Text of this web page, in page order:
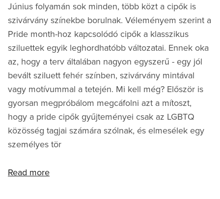
Június folyamán sok minden, több közt a cipők is
szivárvány színekbe borulnak. Véleményem szerint a
Pride month-hoz kapcsolódó cipők a klasszikus
sziluettek egyik leghordhatóbb változatai. Ennek oka
az, hogy a terv általában nagyon egyszerű - egy jól
bevált sziluett fehér színben, szivárvány mintával
vagy motívummal a tetején. Mi kell még? Először is
gyorsan megpróbálom megcáfolni azt a mítoszt,
hogy a pride cipők gyűjteményei csak az LGBTQ
közösség tagjai számára szólnak, és elmesélek egy
személyes tör
Read more